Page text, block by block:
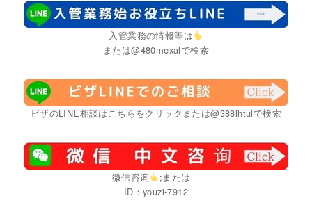
入管業務の情報等は
または@480mexalで検索
ビザのLINE相談はこちらをクリックまたは@388lhtulで検索
微信咨询
;または
ID：youzi-7912